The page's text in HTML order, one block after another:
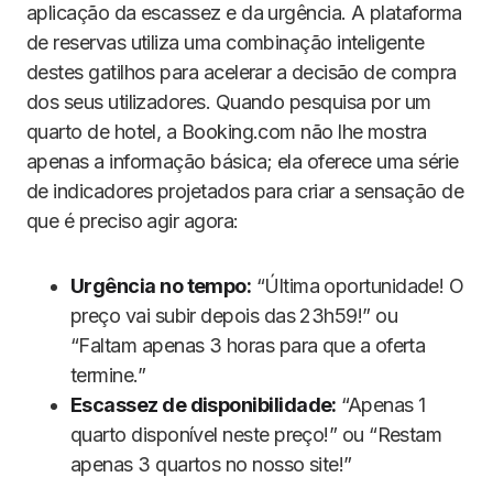
aplicação da escassez e da urgência. A plataforma
de reservas utiliza uma combinação inteligente
destes gatilhos para acelerar a decisão de compra
dos seus utilizadores. Quando pesquisa por um
quarto de hotel, a Booking.com não lhe mostra
apenas a informação básica; ela oferece uma série
de indicadores projetados para criar a sensação de
que é preciso agir agora:
Urgência no tempo: “Última oportunidade! O
preço vai subir depois das 23h59!” ou
“Faltam apenas 3 horas para que a oferta
termine.”
Escassez de disponibilidade: “Apenas 1
quarto disponível neste preço!” ou “Restam
apenas 3 quartos no nosso site!”